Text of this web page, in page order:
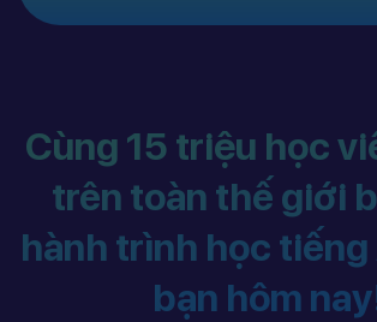
Cùng 15 triệu học
trên toàn thế giới
hành trình học tiếng
bạn hôm